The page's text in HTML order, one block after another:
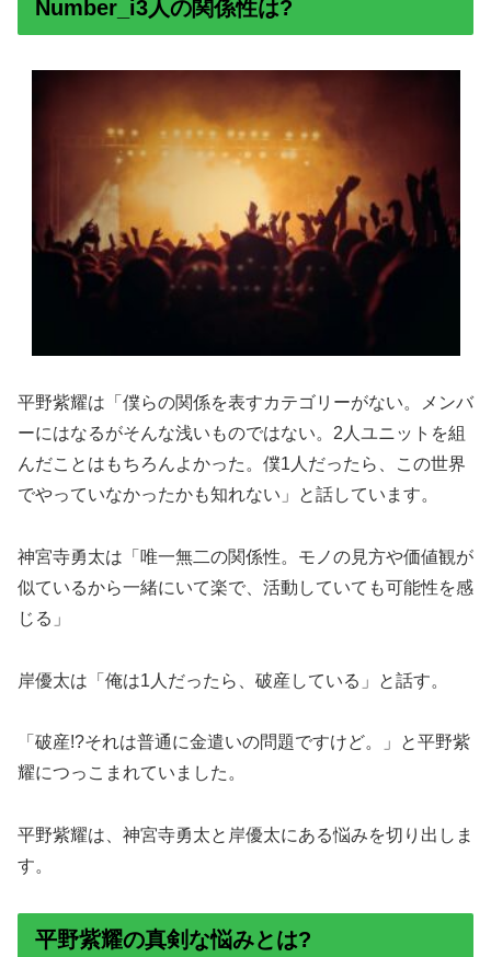
Number_i3人の関係性は?
平野紫耀は「僕らの関係を表すカテゴリーがない。メンバ
ーにはなるがそんな浅いものではない。2人ユニットを組
んだことはもちろんよかった。僕1人だったら、この世界
でやっていなかったかも知れない」と話しています。
神宮寺勇太は「唯一無二の関係性。モノの見方や価値観が
似ているから一緒にいて楽で、活動していても可能性を感
じる」
岸優太は「俺は1人だったら、破産している」と話す。
「破産!?それは普通に金遣いの問題ですけど。」と平野紫
耀につっこまれていました。
平野紫耀は、神宮寺勇太と岸優太にある悩みを切り出しま
す。
平野紫耀の真剣な悩みとは?